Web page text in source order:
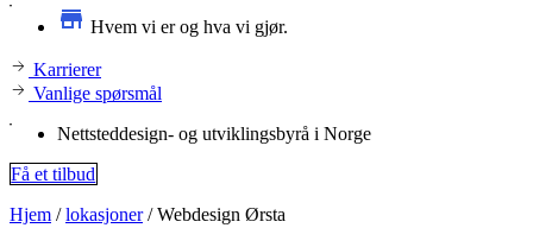
Hvem vi er og hva vi gjør.
Karrierer
Vanlige spørsmål
Nettsteddesign- og utviklingsbyrå i Norge
Få et tilbud
Hjem /lokasjoner/Webdesign Ørsta